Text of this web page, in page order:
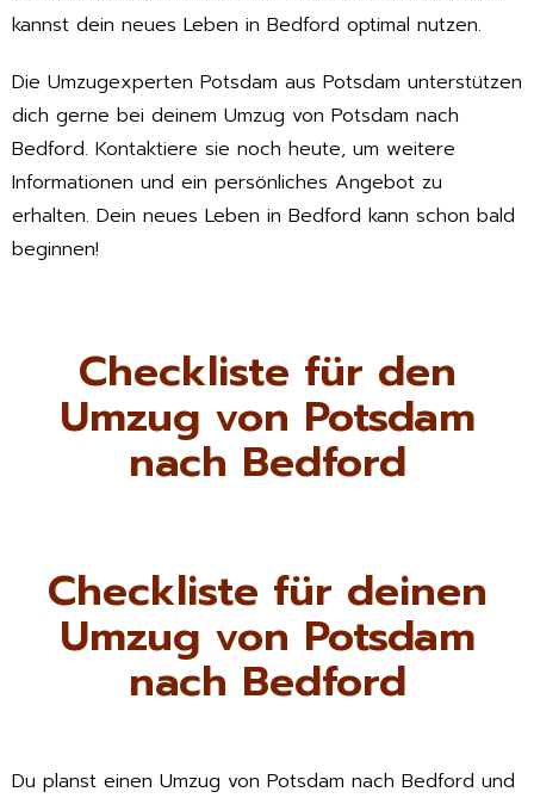
kannst dein neues Leben in Bedford optimal nutzen.
Die Umzugexperten Potsdam aus Potsdam unterstützen
dich gerne bei deinem Umzug von Potsdam nach
Bedford. Kontaktiere sie noch heute, um weitere
Informationen und ein persönliches Angebot zu
erhalten. Dein neues Leben in Bedford kann schon bald
beginnen!
Checkliste für den
Umzug von Potsdam
nach Bedford
Checkliste für deinen
Umzug von Potsdam
nach Bedford
Du planst einen Umzug von Potsdam nach Bedford und